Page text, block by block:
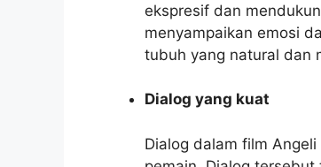
ekspresif dan
menyampaikan emosi
tubuh yang natural dan
Dialog yang kuat
Dialog dalam film